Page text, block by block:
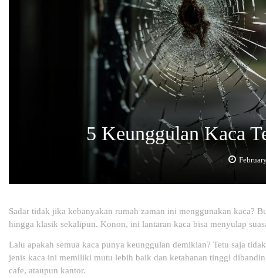
5 Keunggulan Kaca
Sadar tidak jika kebanyakan rumah zaman ini menggunakan kaca?
hingga klasik sekalipun. Konon, ini lantaran kaca bisa menyulap
Lalu apakah semua kaca punya keunggulan demikian? Tetu saja
jenis kaca ini memiliki mutu lebih baik dan ketahanan tinggi
cafe, ataupun kantor.